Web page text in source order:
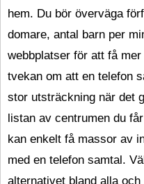
hem. Du bör överväga
domare, antal barn per
webbplatser för att få
tvekan om att en telefon
stor utsträckning när det
listan av centrumen du
kan enkelt få massor av
med en telefon samtal.
alternativet bland alla